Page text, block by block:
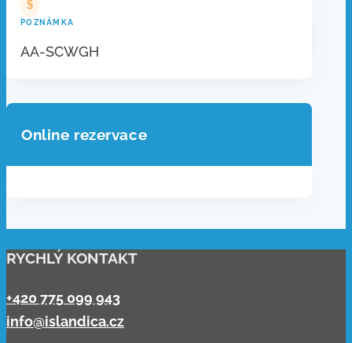
$
POZNÁMKA
AA-SCWGH
Online rezervace
RYCHLÝ KONTAKT
+420 775 099 943
info@islandica.cz